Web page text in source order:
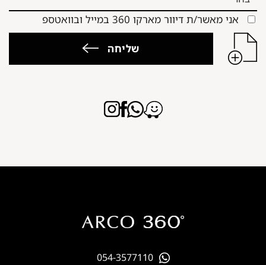
אני מאשר/ת דיוור מארקו 360 במייל ובוואטספ
שליחה
054-3577110